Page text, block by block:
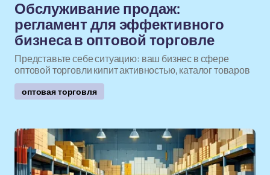
Обслуживание продаж:
регламент для эффективного
бизнеса в оптовой торговле
Представьте себе ситуацию: ваш бизнес в сфере
оптовой торговли кипит активностью, каталог товаров
оптовая торговля